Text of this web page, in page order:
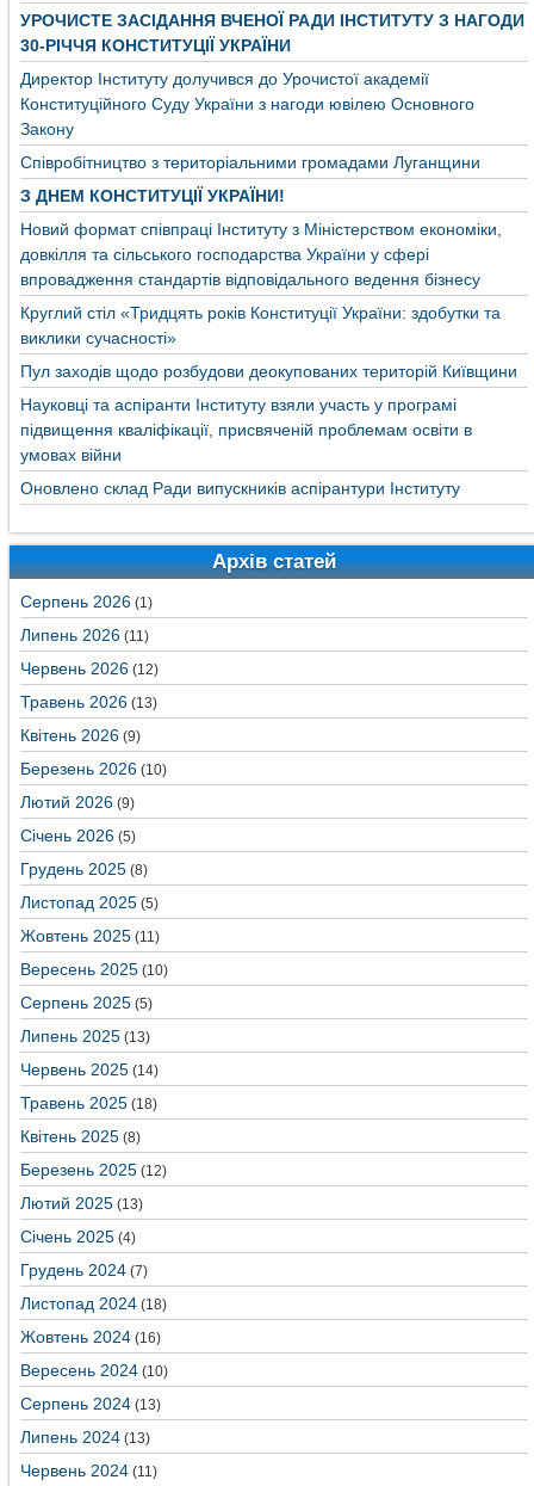
УРОЧИСТЕ ЗАСІДАННЯ ВЧЕНОЇ РАДИ ІНСТИТУТУ З НАГОДИ
30-РІЧЧЯ КОНСТИТУЦІЇ УКРАЇНИ
Директор Інституту долучився до Урочистої академії
Конституційного Суду України з нагоди ювілею Основного
Закону
Співробітництво з територіальними громадами Луганщини
З ДНЕМ КОНСТИТУЦІЇ УКРАЇНИ!
Новий формат співпраці Інституту з Міністерством економіки,
довкілля та сільського господарства України у сфері
впровадження стандартів відповідального ведення бізнесу
Круглий стіл «Тридцять років Конституції України: здобутки та
виклики сучасності»
Пул заходів щодо розбудови деокупованих територій Київщини
Науковці та аспіранти Інституту взяли участь у програмі
підвищення кваліфікації, присвяченій проблемам освіти в
умовах війни
Оновлено склад Ради випускників аспірантури Інституту
Архів статей
Серпень 2026 (1)
Липень 2026 (11)
Червень 2026 (12)
Травень 2026 (13)
Квітень 2026 (9)
Березень 2026 (10)
Лютий 2026 (9)
Січень 2026 (5)
Грудень 2025 (8)
Листопад 2025 (5)
Жовтень 2025 (11)
Вересень 2025 (10)
Серпень 2025 (5)
Липень 2025 (13)
Червень 2025 (14)
Травень 2025 (18)
Квітень 2025 (8)
Березень 2025 (12)
Лютий 2025 (13)
Січень 2025 (4)
Грудень 2024 (7)
Листопад 2024 (18)
Жовтень 2024 (16)
Вересень 2024 (10)
Серпень 2024 (13)
Липень 2024 (13)
Червень 2024 (11)